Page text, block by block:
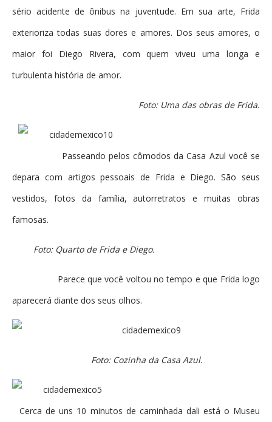
sério acidente de ônibus na juventude. Em sua arte, Frida
exterioriza todas suas dores e amores. Dos seus amores, o
maior foi Diego Rivera, com quem viveu uma longa e
turbulenta história de amor.
Foto: Uma das obras de Frida.
Passeando pelos cômodos da Casa Azul você se
depara com artigos pessoais de Frida e Diego. São seus
vestidos, fotos da família, autorretratos e muitas obras
famosas.
Foto: Quarto de Frida e Diego.
Parece que você voltou no tempo e que Frida logo
aparecerá diante dos seus olhos.
Foto: Cozinha da Casa Azul.
Cerca de uns 10 minutos de caminhada dali está o Museu